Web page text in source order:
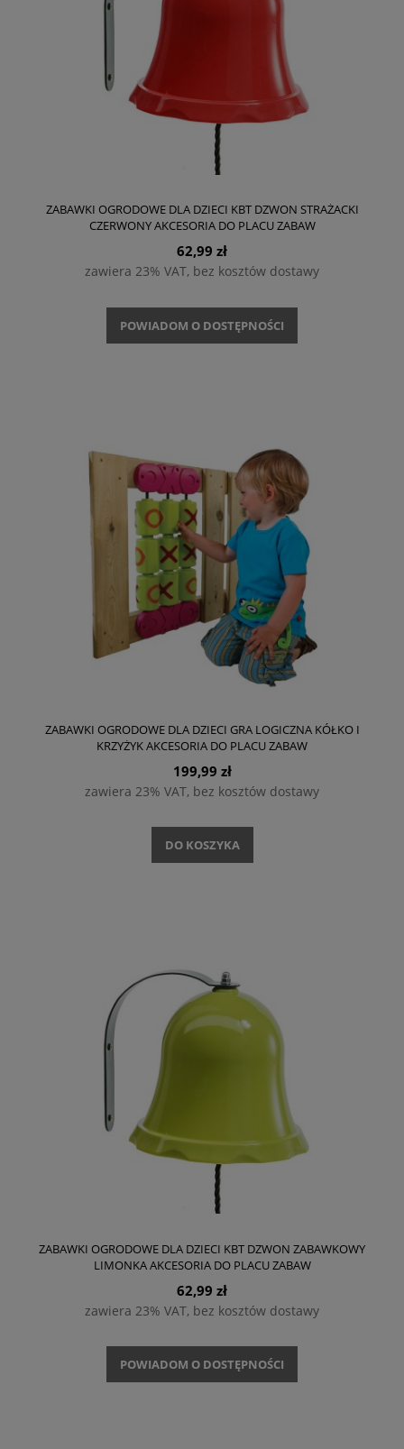
ZABAWKI OGRODOWE DLA DZIECI KBT DZWON STRAŻACKI
CZERWONY AKCESORIA DO PLACU ZABAW
62,99 zł
zawiera 23% VAT, bez kosztów dostawy
POWIADOM O DOSTĘPNOŚCI
ZABAWKI OGRODOWE DLA DZIECI GRA LOGICZNA KÓŁKO I
KRZYŻYK AKCESORIA DO PLACU ZABAW
199,99 zł
zawiera 23% VAT, bez kosztów dostawy
DO KOSZYKA
ZABAWKI OGRODOWE DLA DZIECI KBT DZWON ZABAWKOWY
LIMONKA AKCESORIA DO PLACU ZABAW
62,99 zł
zawiera 23% VAT, bez kosztów dostawy
POWIADOM O DOSTĘPNOŚCI